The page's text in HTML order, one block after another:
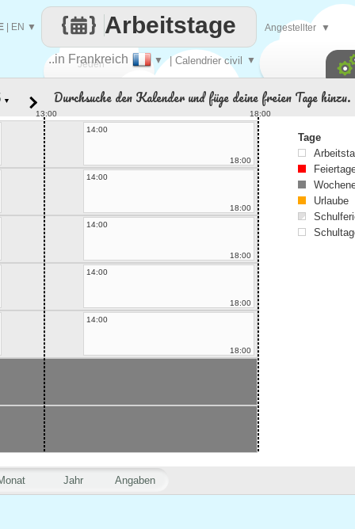
Jeden
..in Frankreich ▼ | Calendrier civil ▼
Arbeitstage
EN ▼ Angestellter ▼
Jahr Angaben
▼ Durchsuche den Kalender und füge deine freien Tage hinzu.
13:00
18:00
14:00
18:00
14:00
18:00
14:00
18:00
14:00
18:00
14:00
18:00
Tage
Urlaube